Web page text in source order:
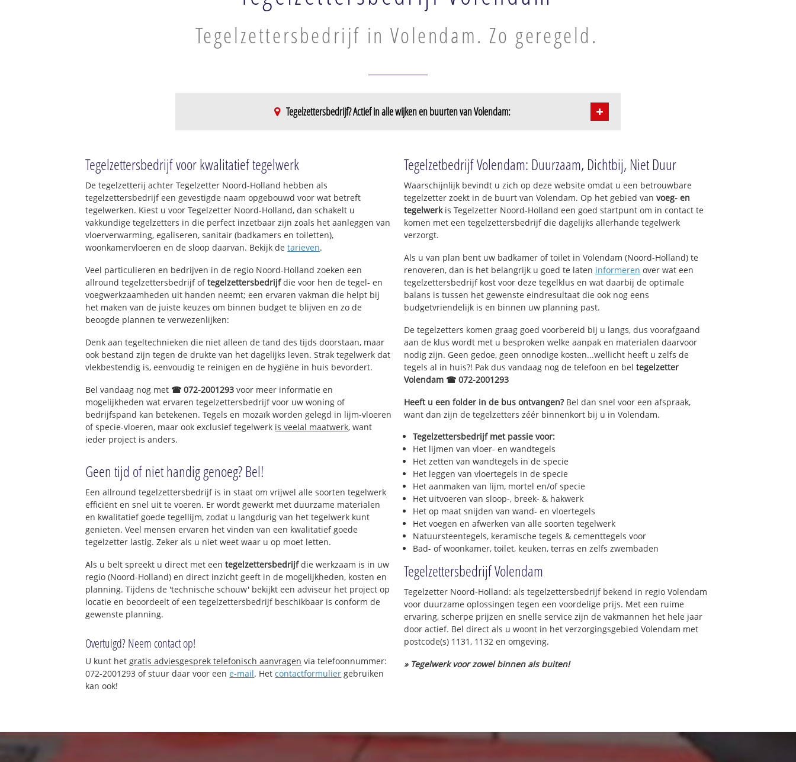
Tegelzettersbedrijf in Volendam. Zo geregeld.
Tegelzettersbedrijf? Actief in alle wijken en buurten van Volendam:
Volendam-Katham +
Planetenbuurt
Volendam-Blokgouw
Volendam-Rozettenbuurt
Volendam-Bloemenbuurt
Volendam-Middengebied
Lange Weeren
Broeckgouw
Tegelzettersbedrijf voor kwalitatief tegelwerk
De tegelzetterij achter Tegelzetter Noord-Holland hebben als
tegelzettersbedrijf een gevestigde naam opgebouwd voor wat betreft
tegelwerken. Kiest u voor Tegelzetter Noord-Holland, dan schakelt u
vakkundige tegelzetters in die perfect inzetbaar zijn zoals het aanleggen van
vloerverwarming, egaliseren, sanitair (badkamers en toiletten),
woonkamervloeren en de sloop daarvan. Bekijk detarieven.
Veel particulieren en bedrijven in de regio Noord-Holland zoeken een
allround tegelzettersbedrijf oftegelzettersbedrijfdie voor hen de tegel- en
voegwerkzaamheden uit handen neemt; een ervaren vakman die helpt bij
het maken van de juiste keuzes om binnen budget te blijven en zo de
beoogde plannen te verwezenlijken:
Denk aan tegeltechnieken die niet alleen de tand des tijds doorstaan, maar
ook bestand zijn tegen de drukte van het dagelijks leven. Strak tegelwerk dat
vlekbestendig is, eenvoudig te reinigen en de hygiëne in huis bevordert.
Bel vandaag nog met ☎ 072-2001293 voor meer informatie en
mogelijkheden wat ervaren tegelzettersbedrijf voor uw woning of
bedrijfspand kan betekenen. Tegels en mozaïk worden gelegd in lijm-vloeren
of specie-vloeren, maar ook exclusief tegelwerk is veelal maatwerk, want
ieder project is anders.
Geen tijd of niet handig genoeg? Bel!
Een allround tegelzettersbedrijf is in staat om vrijwel alle soorten tegelwerk
efficiënt en snel uit te voeren. Er wordt gewerkt met duurzame materialen
en kwalitatief goede tegellijm, zodat u langdurig van het tegelwerk kunt
genieten. Veel mensen ervaren het vinden van een kwalitatief goede
tegelzetter lastig. Zeker als u niet weet waar u op moet letten.
Als u belt spreekt u direct met eentegelzettersbedrijfdie werkzaam is in uw
regio (Noord-Holland) en direct inzicht geeft in de mogelijkheden, kosten en
planning. Tijdens de 'technische schouw' bekijkt een adviseur het project op
locatie en beoordeelt of een tegelzettersbedrijf beschikbaar is conform de
gewenste planning.
Overtuigd? Neem contact op!
U kunt hetgratis adviesgesprek telefonisch aanvragen via telefoonnummer:
072-2001293 of stuur daar voor eene-mail. Hetcontactformulier gebruiken
kan ook!
Tegelzetbedrijf Volendam: Duurzaam, Dichtbij, Niet Duur
Waarschijnlijk bevindt u zich op deze website omdat u een betrouwbare
tegelzetter zoekt in de buurt van Volendam. Op het gebied van voeg- en
tegelwerkis Tegelzetter Noord-Holland een goed startpunt om in contact te
komen met een tegelzettersbedrijf die dagelijks allerhande tegelwerk
verzorgt.
Als u van plan bent uw badkamer of toilet in Volendam (Noord-Holland) te
renoveren, dan is het belangrijk u goed te laten informeren over wat een
tegelzettersbedrijf kost voor deze tegelklus en wat daarbij de optimale
balans is tussen het gewenste eindresultaat die ook nog eens
budgetvriendelijk is en binnen uw planning past.
De tegelzetters komen graag goed voorbereid bij u langs, dus voorafgaand
aan de klus wordt met u besproken welke aanpak en materialen daarvoor
nodig zijn. Geen gedoe, geen onnodige kosten...wellicht heeft u zelfs de
tegels al in huis?! Pak dus vandaag nog de telefoon en bel tegelzetter
Volendam ☎ 072-2001293
Heeft u een folder in de bus ontvangen?Bel dan snel voor een afspraak,
want dan zijn de tegelzetters zéér binnenkort bij u in Volendam.
Tegelzettersbedrijf met passie voor:
Het lijmen van vloer- en wandtegels
Het zetten van wandtegels in de specie
Het leggen van vloertegels in de specie
Het aanmaken van lijm, mortel en/of specie
Het uitvoeren van sloop-, breek- & hakwerk
Het op maat snijden van wand- en vloertegels
Het voegen en afwerken van alle soorten tegelwerk
Natuursteentegels, keramische tegels & cementtegels voor
Bad- of woonkamer, toilet, keuken, terras en zelfs zwembaden
Tegelzettersbedrijf Volendam
Tegelzetter Noord-Holland: als tegelzettersbedrijf bekend in regio Volendam
voor duurzame oplossingen tegen een voordelige prijs. Met een ruime
ervaring, scherpe prijzen en snelle service zijn de vakmannen het hele jaar
door actief. Bel direct als u woont in het verzorgingsgebied Volendam met
postcode(s) 1131, 1132 en omgeving.
» Tegelwerk voor zowel binnen als buiten!